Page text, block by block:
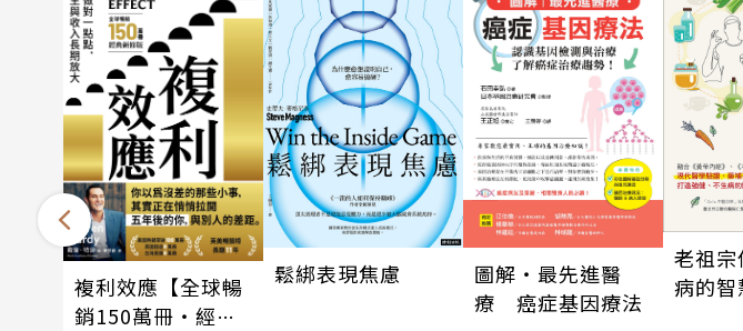
複利效應【全球暢
銷150萬冊・經典
鬆綁表現焦慮
圖解‧最先進醫
療 癌症基因療法
老祖宗
病的智